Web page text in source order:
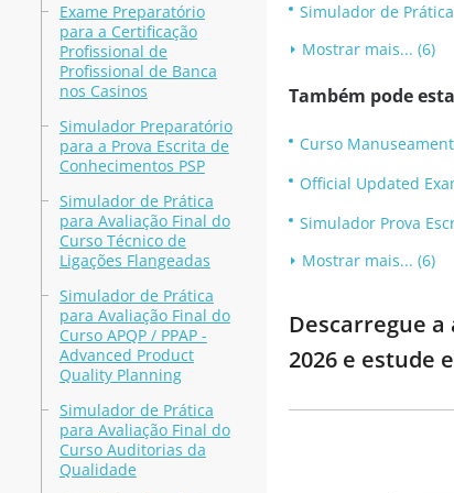
Exame Preparatório
para a Certificação
Profissional de
Profissional de Banca
nos Casinos
Simulador Preparatório
para a Prova Escrita de
Conhecimentos PSP
Simulador de Prática
para Avaliação Final do
Curso Técnico de
Ligações Flangeadas
Simulador de Prática
para Avaliação Final do
Curso APQP / PPAP -
Advanced Product
Quality Planning
Simulador de Prática
para Avaliação Final do
Curso Auditorias da
Qualidade
Simulador de
Mostrar mais... (6)
Também pode
Curso
Official Updated
Simulador Prova
Mostrar mais... (6)
Descarregue
2026 e estude